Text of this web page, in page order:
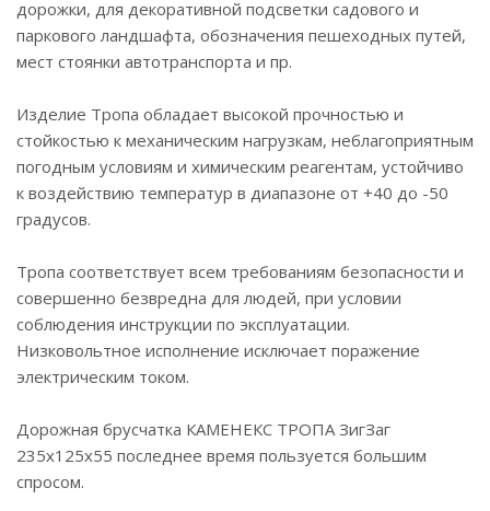
дорожки, для декоративной подсветки садового и
паркового ландшафта, обозначения пешеходных путей,
мест стоянки автотранспорта и пр.
Изделие Тропа обладает высокой прочностью и
стойкостью к механическим нагрузкам, неблагоприятным
погодным условиям и химическим реагентам, устойчиво
к воздействию температур в диапазоне от +40 до -50
градусов.
Тропа соответствует всем требованиям безопасности и
совершенно безвредна для людей, при условии
соблюдения инструкции по эксплуатации.
Низковольтное исполнение исключает поражение
электрическим током.
Дорожная брусчатка КАМЕНЕКС ТРОПА ЗигЗаг
235х125х55 последнее время пользуется большим
спросом.